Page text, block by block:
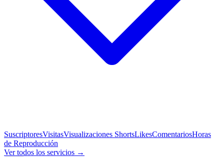
SuscriptoresVisitasVisualizaciones ShortsLikesComentariosHoras
de Reproducción
Ver todos los servicios →